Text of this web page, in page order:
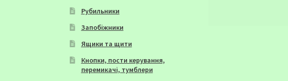
Рубильники
Запобіжники
Ящики та щити
Кнопки, пости керування,
перемикачі, тумблери